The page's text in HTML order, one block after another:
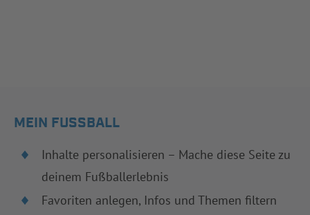
MEIN FUSSBALL
Inhalte personalisieren – Mache diese Seite zu
deinem Fußballerlebnis
Favoriten anlegen, Infos und Themen filtern